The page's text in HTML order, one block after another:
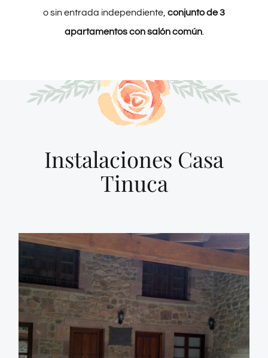
o sin entrada independiente, conjunto de 3
apartamentos con salón común.
Instalaciones Casa
Tinuca